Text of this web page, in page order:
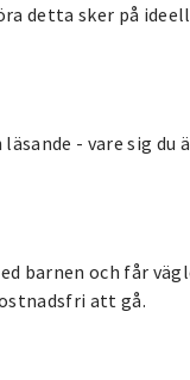
detta sker på
- vare sig
barnen och får
att gå.